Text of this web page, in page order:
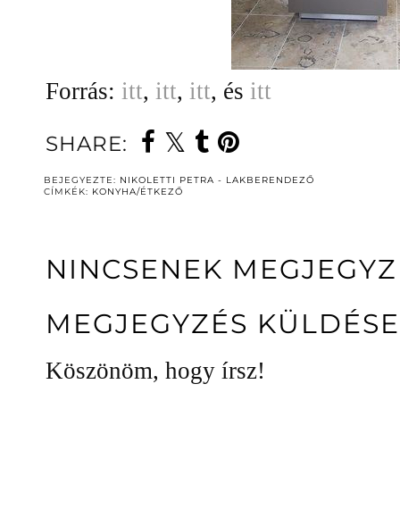
Forrás: itt, itt, itt, és itt
SHARE:
BEJEGYEZTE: NIKOLETTI PETRA - LAKBERENDEZŐ
CÍMKÉK: KONYHA/ÉTKEZŐ
NINCSENEK
MEGJEGYZÉS KÜLDÉSE
Köszönöm, hogy írsz!